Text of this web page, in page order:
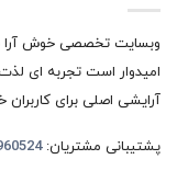
امیدوار است تجربه ای
آرایشی اصلی برای کاربران
پشتیبانی مشتریان: